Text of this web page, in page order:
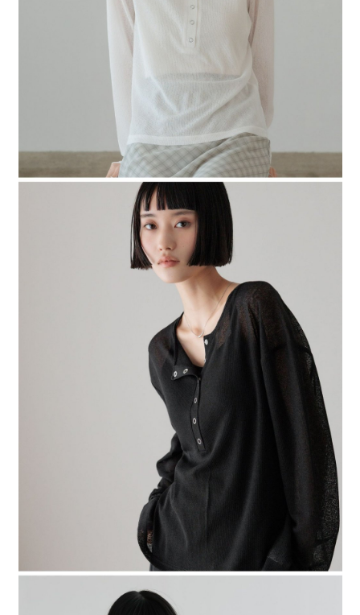
１．透過由恩沛科技股份有限公司提供之「AFTEE先享後付」服務完成之交
易，需依本服務之必要範圍內提供個人資料，並將交易相關給付款項請求債
權轉讓予恩沛科技股份有限公司。
３．未成年的使用者請事先徵得法定代理人或監護人之同意方可使用
「AFTEE先享後付」，若未經同意申辦者引起之損失，本公司不負相關責
４．使用「AFTEE先享後付」時，將依據個別帳號之用戶狀況，依本公司即
時審查核予不同之上限額度；若仍有額度不足之情形，本公司將視審查結果
請求用戶進行身份認證。
５．嚴禁一人註冊多個帳號或使用他人資訊註冊。若發現惡意使用之情形，
恩沛科技股份有限公司將有權停止該用戶之使用額度並採取法律行動。